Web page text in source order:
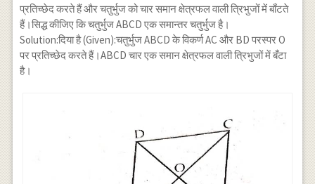
ACD)=\operatorname{ar}
(\triangle
EBD)+\operatorname{ar}
(\triangle ECD) \\
\Rightarrow
\operatorname{ar}
प्रतिच्छेद करते हैं और चतुर्भुज को चार समान क्षेत्रफल वाली त्रिभुजों में बाँटते
हैं।सिद्ध कीजिए कि चतुर्भुज ABCD एक समान्तर चतुर्भुज है।
Solution:दिया है (Given):चतुर्भुज ABCD के विकर्ण AC और BD परस्पर O
पर प्रतिच्छेद करते हैं।ABCD चार एक समान क्षेत्रफल वाली त्रिभुजों में बँटा
है।